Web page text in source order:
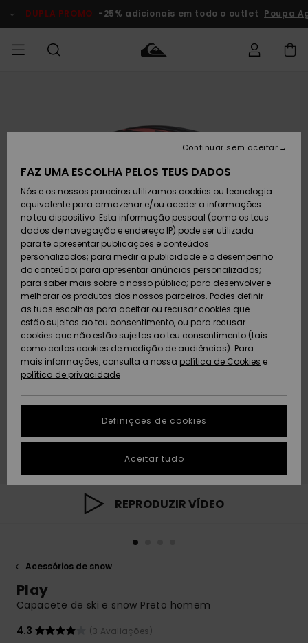
do
DUPLA PROMO -25% adicionais em todo o outlet Poupa
Calçado e
chinelos
Surfe/água
Snow
Artigos
recém-
chegados
Coleções
MENINO
Calçado e
chinelos
Surfe/água
Neve
Artigos
recém-
chegados
Highlights
MULHER
chegados
Highlights
Snow
SURF
Crianças
Highlights
Community
SNOW
Artigos
Criança
Snow Shop
Feminino
Highlights
Community
DUPLA
PROMO
Criança
Outlet
Mulher
AJUDA
Devoluções
Pagamento
Cartão
presente
Quiksilver
Freedom
Protecção de
dados
Guia de
tamanhos
conversa para
obteres a
resposta mais
rápida à tua
pergunta.
Iniciar uma
conversa
perguntas
frequentes e o
SUSTAINABILITY
PRESENTE
REPRODUZIR VÍDEO
Acessórios de snow
Play
Capacete de ski e snow Preto homem
4.3
(3 Avaliações)
FAZ UMA ESCOLHA PELOS TEUS DADOS
Nós e os nossos parceiros utilizamos cookies ou tecnologia
equivalente para armazenar e/ou aceder a informações
no teu dispositivo. Esta informação pessoal (como os teus
dados de navegação e endereço IP) pode ser utilizada
para te apresentar publicações e conteúdos
personalizados; para medir a publicidade e o desempenho
do conteúdo; para apresentar anúncios personalizados;
para saber mais sobre o nosso público; para desenvolver e
melhorar os produtos dos nossos parceiros. Podes definir
as tuas escolhas para aceitar ou recusar cookies que
estão sujeitos ao teu consentimento, ou para recusar
cookies que não estão sujeitos ao teu consentimento (tais
como certos cookies de medição de audiências). Para
mais informações, consulta a nossa política de Cookies e
política de privacidade
Definições de cookies
Continuar sem aceitar
Aceitar tudo